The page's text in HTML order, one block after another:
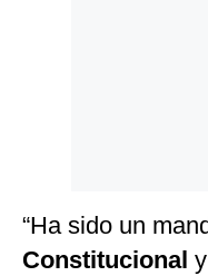
“Ha sido un
Constitucional